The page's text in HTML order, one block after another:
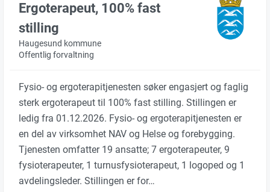
Ergoterapeut, 100% fast
stilling
Haugesund kommune
Offentlig forvaltning
Fysio- og ergoterapitjenesten søker engasjert og faglig
sterk ergoterapeut til 100% fast stilling. Stillingen er
ledig fra 01.12.2026. Fysio- og ergoterapitjenesten er
en del av virksomhet NAV og Helse og forebygging.
Tjenesten omfatter 19 ansatte; 7 ergoterapeuter, 9
fysioterapeuter, 1 turnusfysioterapeut, 1 logoped og 1
avdelingsleder. Stillingen er for…